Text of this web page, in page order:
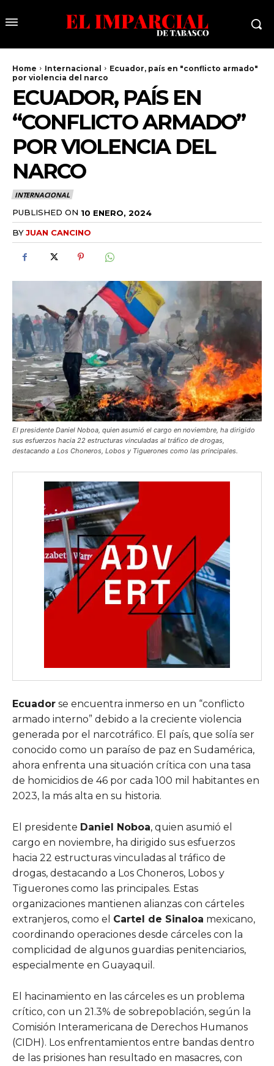
Home Internacional
Ecuador, país en "conflicto armado"
por violencia del narco
ECUADOR, PAÍS EN
“CONFLICTO ARMADO”
POR VIOLENCIA DEL
NARCO
INTERNACIONAL
PUBLISHED ON 10 ENERO, 2024
BYJUAN CANCINO
El presidente Daniel Noboa, quien asumió el cargo en noviembre, ha dirigido
sus esfuerzos hacia 22 estructuras vinculadas al tráfico de drogas,
destacando a Los Choneros, Lobos y Tiguerones como las principales.
Ecuador se encuentra inmerso en un “conflicto
armado interno” debido a la creciente violencia
generada por el narcotráfico. El país, que solía ser
conocido como un paraíso de paz en Sudamérica,
ahora enfrenta una situación crítica con una tasa
de homicidios de 46 por cada 100 mil habitantes en
2023, la más alta en su historia.
El presidente Daniel Noboa, quien asumió el
cargo en noviembre, ha dirigido sus esfuerzos
hacia 22 estructuras vinculadas al tráfico de
drogas, destacando a Los Choneros, Lobos y
Tiguerones como las principales. Estas
organizaciones mantienen alianzas con cárteles
extranjeros, como el Cartel de Sinaloa mexicano,
coordinando operaciones desde cárceles con la
complicidad de algunos guardias penitenciarios,
especialmente en Guayaquil.
El hacinamiento en las cárceles es un problema
crítico, con un 21.3% de sobrepoblación, según la
Comisión Interamericana de Derechos Humanos
(CIDH). Los enfrentamientos entre bandas dentro
de las prisiones han resultado en masacres, con